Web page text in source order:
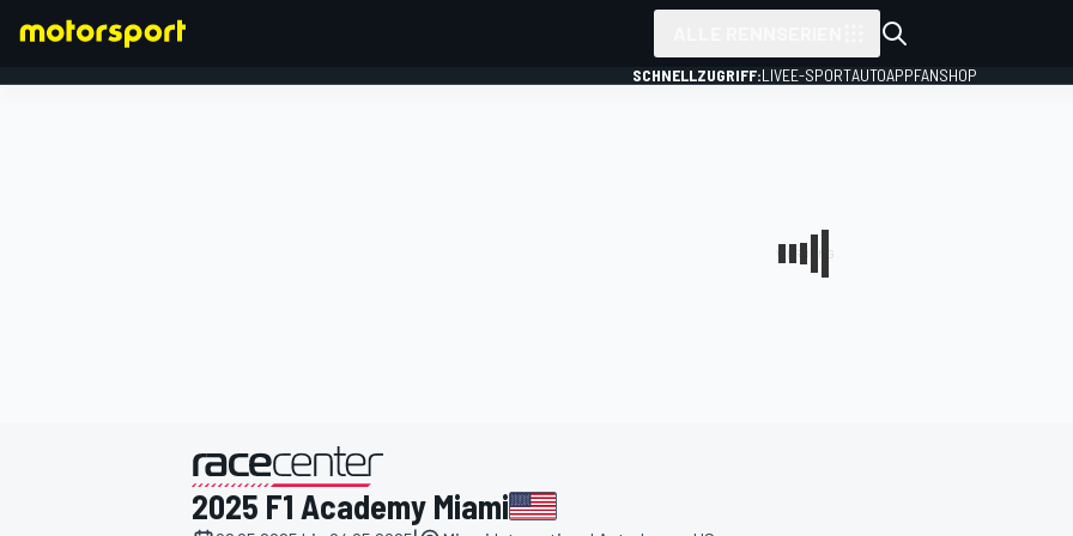
SCHNELLZUGRIFF:LIVEE-SPORTAUTOAPPFANSHOP
2025 F1 Academy Miami